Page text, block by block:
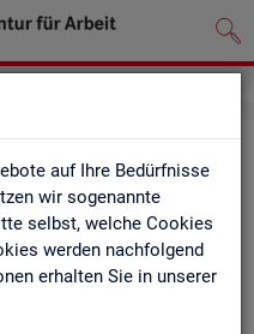
auf Ihre Bedürfnisse
wir sogenannte
selbst, welche Cookies
werden nachfolgend
erhalten Sie in unserer
Blick
jähr­lich ak­tua­li­siert und
Be­schäf­ti­gung, Ent­
und Fach­kräf­
und In­ge­nieur­be­ru­fe dif­
(z.B. Fach­kräf­te) für